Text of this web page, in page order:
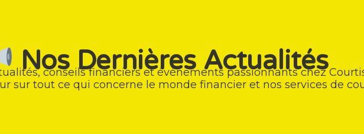
Nos Dernières Actualités
conseils financiers et événements passionnants chez
sur tout ce qui concerne le monde financier et nos services de